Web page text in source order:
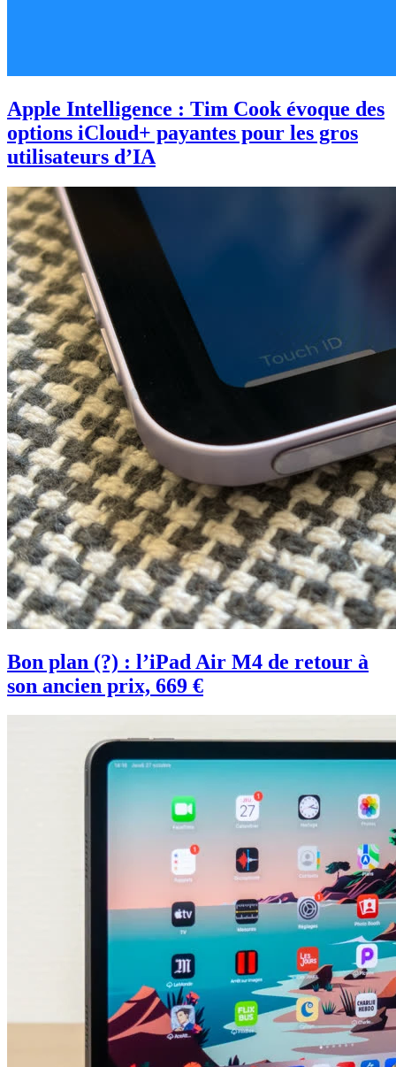
Apple Intelligence : Tim Cook évoque des
options iCloud+ payantes pour les gros
utilisateurs d’IA
Bon plan (?) : l’iPad Air M4 de retour à
son ancien prix, 669 €